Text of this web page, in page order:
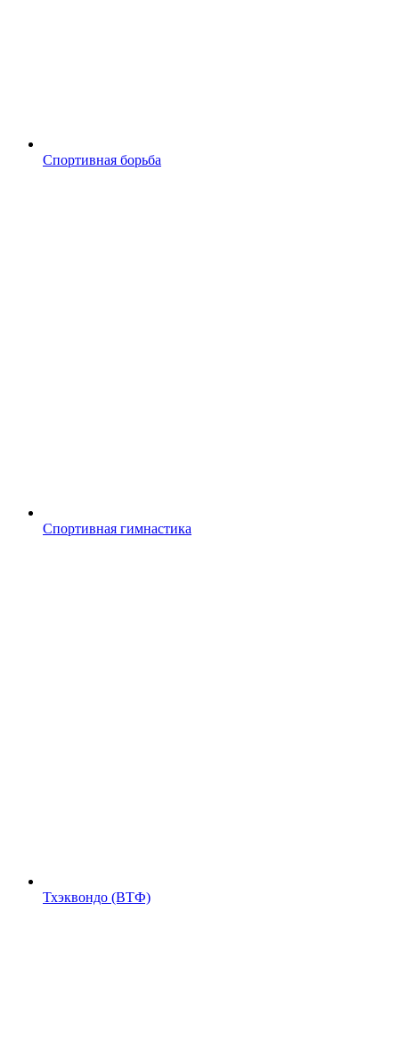
Спортивная борьба
Спортивная гимнастика
Тхэквондо (ВТФ)